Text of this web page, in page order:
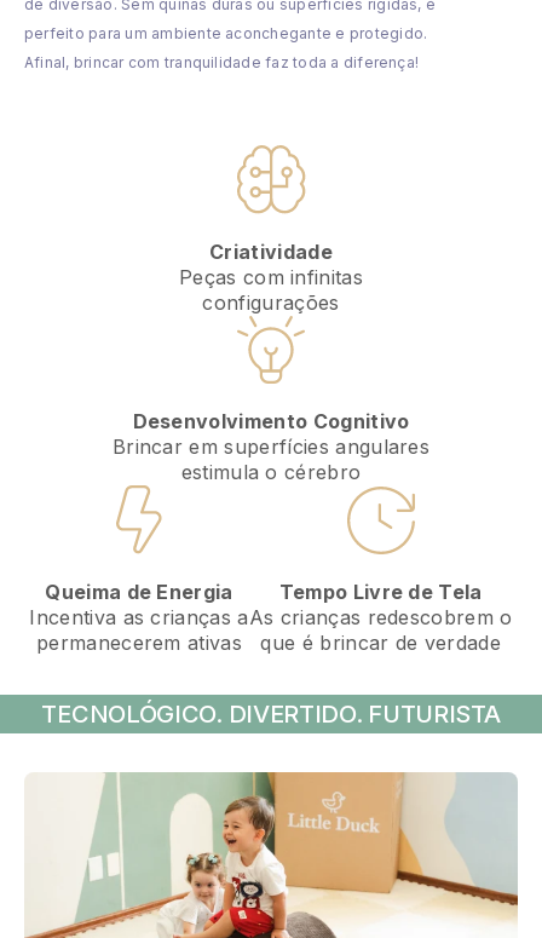
de diversão. Sem quinas duras ou superfícies rígidas, é
perfeito para um ambiente aconchegante e protegido.
Afinal, brincar com tranquilidade faz toda a diferença!
Criatividade
Peças com infinitas
configurações
Desenvolvimento Cognitivo
Brincar em superfícies angulares
estimula o cérebro
Queima de Energia
Incentiva as crianças a
permanecerem ativas
Tempo Livre de Tela
As crianças redescobrem o
que é brincar de verdade
TECNOLÓGICO. DIVERTIDO. FUTURISTA